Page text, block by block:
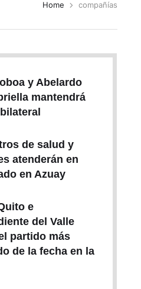
Home compañías
y Abelardo
mantendrá
de salud y
atenderán en
en Azuay
e
del Valle
partido más
de la fecha en la